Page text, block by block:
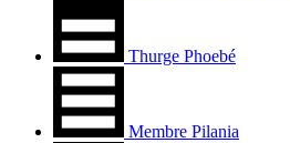
Thurge Phoebé
Membre Pilania